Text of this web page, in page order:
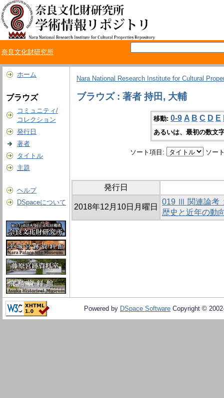
奈良文化財研究所
ホーム
ブラウズ
コミュニティ/
コレクション
発行日
著者
タイトル
主題
ヘルプ
DSpaceについて
Nara National Research Institute for Cultural
ブラウズ : 著者 持田, 大輔
移動: 0-9 A B C D E
あるいは、最初の数文
ソート項目: ソー
発行日
2018年12月10日月曜日
019 Ⅲ 関連論考
歴史と近年の動
Powered by DSpace Software Copyright ©